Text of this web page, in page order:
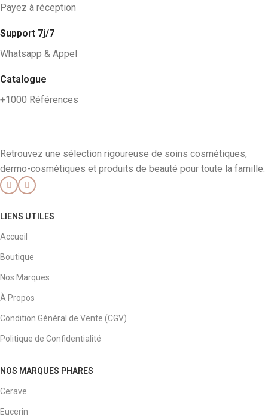
Payez à réception
Support 7j/7
Whatsapp & Appel
Catalogue
+1000 Références
Retrouvez une sélection rigoureuse de soins cosmétiques,
dermo-cosmétiques et produits de beauté pour toute la famille.
LIENS UTILES
Accueil
Boutique
Nos Marques
À Propos
Condition Général de Vente (CGV)
Politique de Confidentialité
NOS MARQUES PHARES
Cerave
Eucerin